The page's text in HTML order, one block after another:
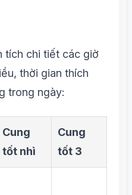
tích chi tiết các giờ
thời gian thích
trong ngày:
Cung
tốt nhì
Cung
tốt 3